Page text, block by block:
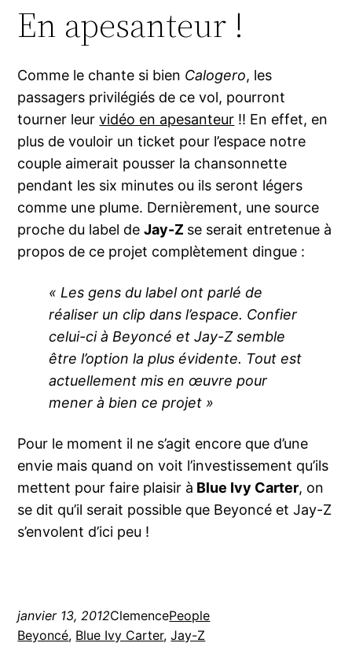
En apesanteur !
Comme le chante si bien Calogero, les
passagers privilégiés de ce vol, pourront
tourner leurvidéo en apesanteur !! En effet, en
plus de vouloir un ticket pour l’espace notre
couple aimerait pousser la chansonnette
pendant les six minutes ou ils seront légers
comme une plume. Dernièrement, une source
proche du label deJay-Z se serait entretenue à
propos de ce projet complètement dingue :
« Les gens du label ont parlé de
réaliser un clip dans l’espace. Confier
celui-ci à Beyoncé et Jay-Z semble
être l’option la plus évidente. Tout est
actuellement mis en œuvre pour
mener à bien ce projet »
Pour le moment il ne s’agit encore que d’une
envie mais quand on voit l’investissement qu’ils
mettent pour faire plaisir à Blue Ivy Carter, on
se dit qu’il serait possible que Beyoncé et Jay-Z
s’envolent d’ici peu !
janvier 13, 2012ClemencePeople
Beyoncé, Blue Ivy Carter, Jay-Z